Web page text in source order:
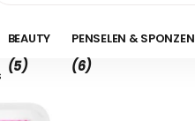
BEAUTY
(5)
PENSELEN & SPONZEN
(6)